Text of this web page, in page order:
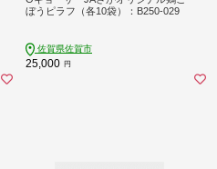
ぼうピラフ（各10袋）：B250-029
佐賀県佐賀市
25,000 円